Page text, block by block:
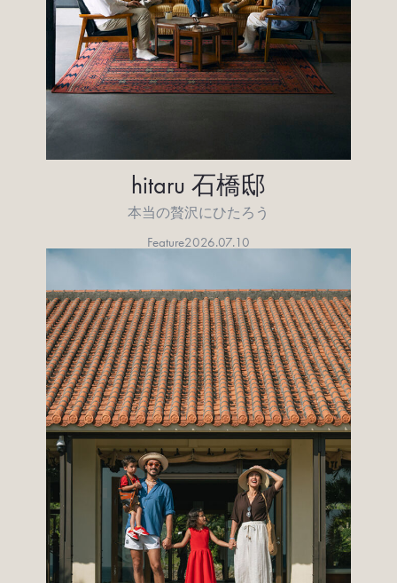
hitaru 石橋邸
本当の贅沢にひたろう
Feature2026.07.10